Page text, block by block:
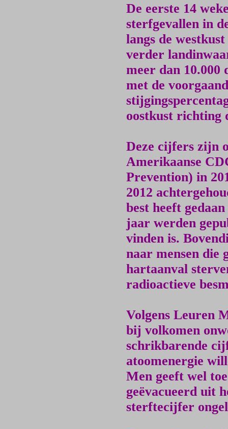
De eerste 14
sterfgevallen in
langs de
verder
meer dan 10.000
met de
oostkust richting
Deze cijfers zijn
Amerikaanse
Prevention) in
2012
best heeft
jaar werden
vinden is.
naar mensen die
hartaanval
radioactieve
Volgens Leuren
bij volkomen
schrikbarende
atoomenergie
Men geeft wel
geëvacueerd uit
sterftecijfer